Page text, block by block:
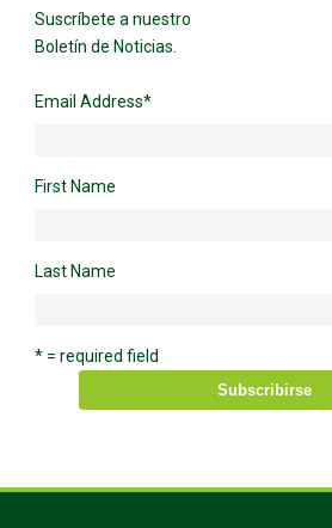
Suscríbete a nuestro
Boletín de Noticias.
Email Address*
First Name
Last Name
* = required field